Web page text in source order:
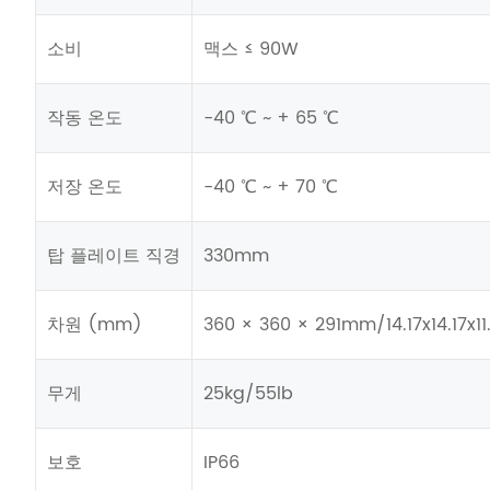
소비 맥스 ≤ 90W
작동 온도 -40 ℃ ~ + 65 ℃
저장 온도 -40 ℃ ~ + 70 ℃
탑 플레이트 직경 330mm
차원 (mm) 360 × 360 × 291mm/
무게 25kg/55lb
보호 IP66